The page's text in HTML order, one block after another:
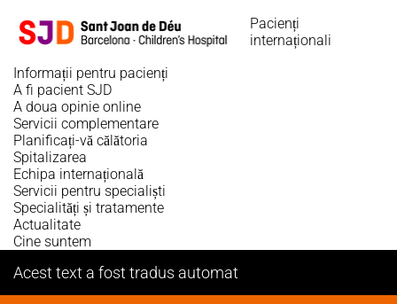
conținutul
Pacienți
internaționali
Informații pentru pacienți
A fi pacient SJD
A doua opinie online
Servicii complementare
Planificați-vă călătoria
Spitalizarea
Echipa internațională
Servicii pentru specialiști
Specialități și tratamente
Actualitate
Cine suntem
Acest text a fost tradus automat